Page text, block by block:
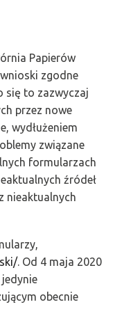
Papierów
zgodne
się to zazwyczaj
przez nowe
wydłużeniem
związane
formularzach
źródeł
nieaktualnych
. Od 4 maja 2020
jedynie
obecnie